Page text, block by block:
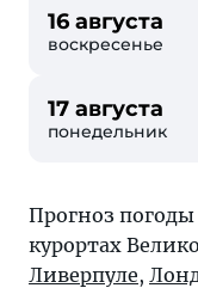
16 августа
воскресенье
17 августа
понедельник
Прогноз
курортах
Ливерпуле,